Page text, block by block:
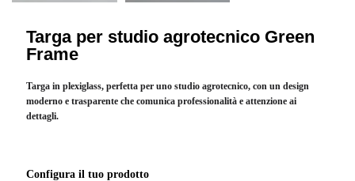
Targa per studio agrotecnico Green
Frame
Targa in plexiglass, perfetta per uno studio agrotecnico, con un design
moderno e trasparente che comunica professionalità e attenzione ai
dettagli.
Configura il tuo prodotto